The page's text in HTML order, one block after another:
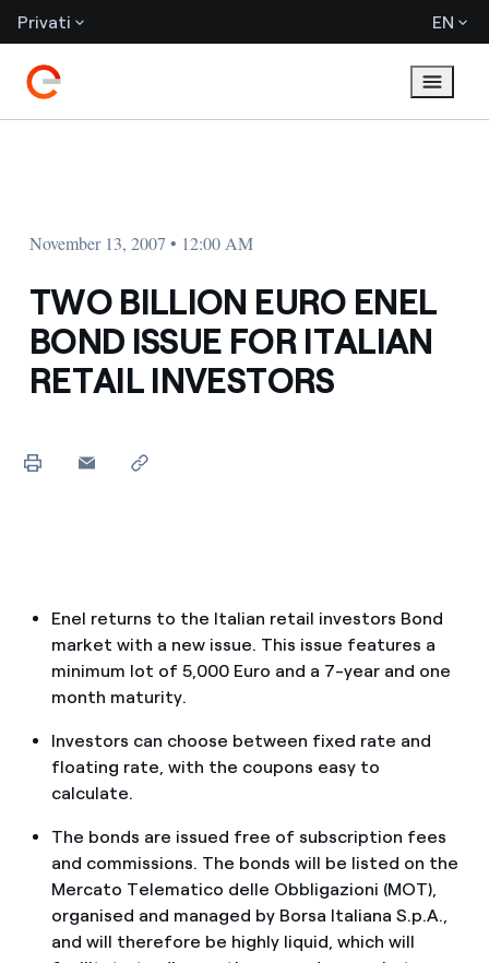
Privati EN
November 13, 2007 • 12:00 AM
TWO BILLION EURO ENEL
BOND ISSUE FOR ITALIAN
RETAIL INVESTORS
Enel returns to the Italian retail investors Bond
market with a new issue. This issue features a
minimum lot of 5,000 Euro and a 7-year and one
month maturity.
Investors can choose between fixed rate and
floating rate, with the coupons easy to
calculate.
The bonds are issued free of subscription fees
and commissions. The bonds will be listed on the
Mercato Telematico delle Obbligazioni (MOT),
organised and managed by Borsa Italiana S.p.A.,
and will therefore be highly liquid, which will